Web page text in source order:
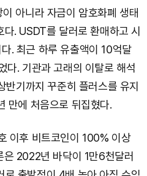
아니라 자금이 암호화폐 생태
. USDT를 달러로 환매하고 시
. 최근 하루 유출액이 10억달
다. 기관과 고래의 이탈로 해석
기까지 꾸준히 플러스를 유지
만에 처음으로 뒤집혔다.
이후 비트코인이 100% 이상
은 2022년 바닥이 1만6천달러